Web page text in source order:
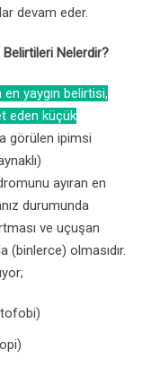
devam eder.
Nelerdir?
yaygın belirtisi,
eden küçük
görülen ipimsi
ayıran en
durumunda
ve uçuşan
(binlerce) olmasıdır.